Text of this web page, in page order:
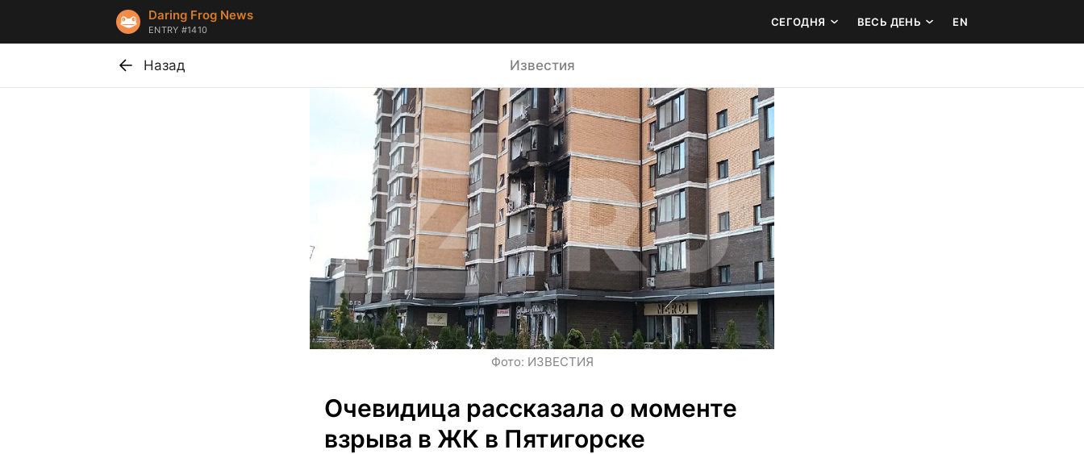
Daring Frog News
ENTRY #1410
СЕГОДНЯ ВЕСЬ ДЕНЬ EN
Назад Известия
Фото: ИЗВЕСТИЯ
Очевидица рассказала о моменте
взрыва в ЖК в Пятигорске